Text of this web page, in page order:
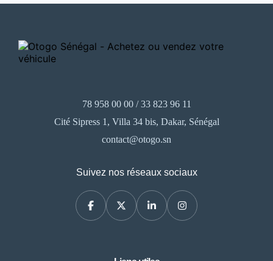
78 958 00 00 / 33 823 96 11
Cité Sipress 1, Villa 34 bis, Dakar, Sénégal
contact@otogo.sn
Suivez nos réseaux sociaux